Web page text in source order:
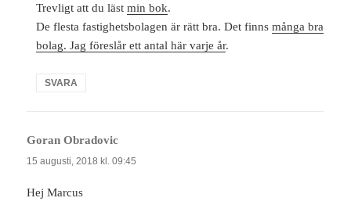
Trevligt att du lästmin bok.
De flesta fastighetsbolagen är rätt bra. Det finnsmånga bra
bolag. Jag föreslår ett antal här varje år.
SVARA
Goran Obradovic
15 augusti, 2018 kl. 09:45
Hej Marcus